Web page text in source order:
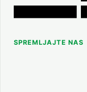
SPREMLJAJTE NAS